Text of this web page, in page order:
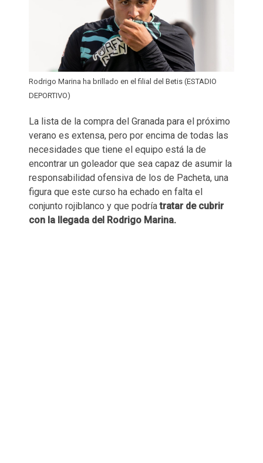
Rodrigo Marina ha brillado en el filial del Betis (ESTADIO
DEPORTIVO)
La lista de la compra del Granada para el próximo
verano es extensa, pero por encima de todas las
necesidades que tiene el equipo está la de
encontrar un goleador que sea capaz de asumir la
responsabilidad ofensiva de los de Pacheta, una
figura que este curso ha echado en falta el
conjunto rojiblanco y que podríatratar de cubrir
con la llegada del Rodrigo Marina.